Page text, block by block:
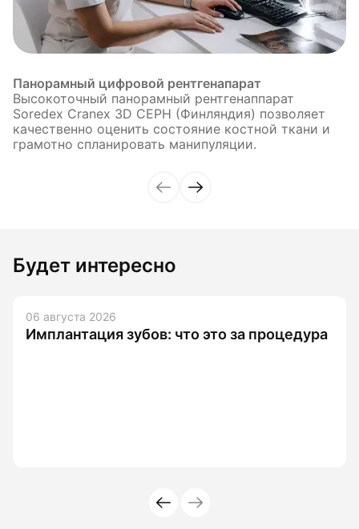
Панорамный цифровой рентгенапарат
Высокоточный панорамный рентгенаппарат
Soredex Cranex 3D CEPH (Финляндия) позволяет
качественно оценить состояние костной ткани и
грамотно спланировать манипуляции.
Будет интересно
06 августа 2026
Имплантация зубов: что это за процедура